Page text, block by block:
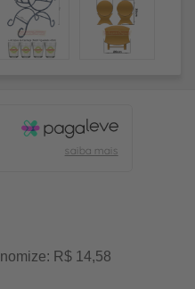
R$ 14,58